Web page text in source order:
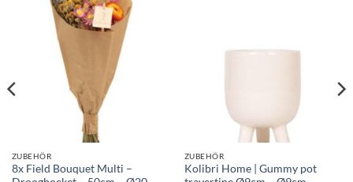
ZUBEHÖR
8x Field Bouquet Multi –
ZUBEHÖR
Kolibri Home | Gummy pot